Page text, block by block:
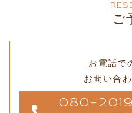
ご
お電話で
お問い合
080-2019-